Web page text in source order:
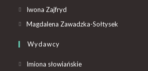
Iwona Zajfryd
Magdalena Zawadzka-Sołtysek
Wydawcy
Imiona słowiańskie